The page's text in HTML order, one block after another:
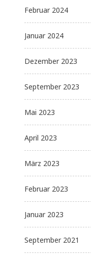
Februar 2024
Januar 2024
Dezember 2023
September 2023
Mai 2023
April 2023
März 2023
Februar 2023
Januar 2023
September 2021